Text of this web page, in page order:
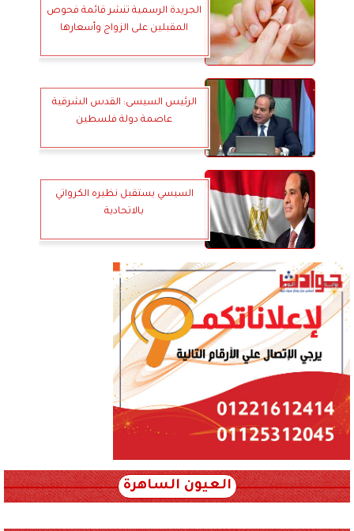
الجريدة الرسمية تنشر قائمة فحوص
المقبلين على الزواج وأسعارها
الرئيس السيسى: القدس الشرقية
عاصمة دولة فلسطين
السيسي يستقبل نظيره الكرواتي
بالاتحادية
العيون الساهرة